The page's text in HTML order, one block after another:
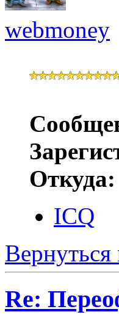
webmoney
Откуда:
ICQ
Вернуться
Re: